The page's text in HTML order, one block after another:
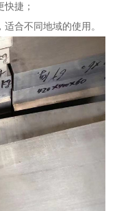
快捷；
合不同地域的使用。